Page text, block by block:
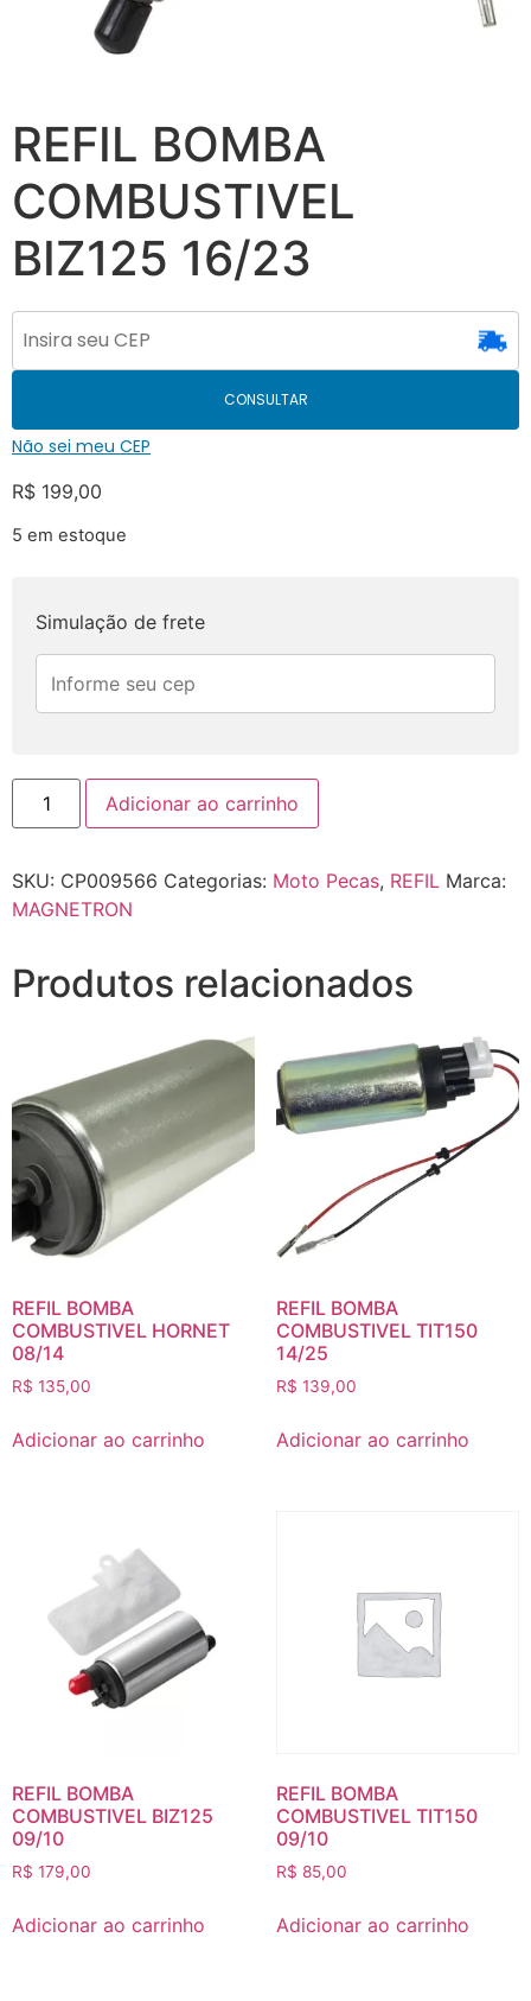
REFIL BOMBA
COMBUSTIVEL
BIZ125 16/23
CONSULTAR
Não sei meu CEP
R$ 199,00
5 em estoque
Simulação de frete
Adicionar ao carrinho
SKU: CP009566 Categorias: Moto Pecas, REFIL Marca:
MAGNETRON
Produtos relacionados
REFIL BOMBA
COMBUSTIVEL HORNET
08/14
R$ 135,00
Adicionar ao carrinho
REFIL BOMBA
COMBUSTIVEL TIT150
14/25
R$ 139,00
Adicionar ao carrinho
REFIL BOMBA
COMBUSTIVEL BIZ125
09/10
R$ 179,00
Adicionar ao carrinho
REFIL BOMBA
COMBUSTIVEL TIT150
09/10
R$ 85,00
Adicionar ao carrinho